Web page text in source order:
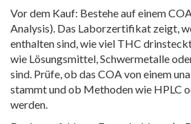
Vor dem Kauf: Bestehe auf einem
Analysis). Das Laborzertifikat zeigt,
enthalten sind, wie viel THC
wie Lösungsmittel, Schwermetalle
sind. Prüfe, ob das COA von einem
stammt und ob Methoden wie HPLC
werden.